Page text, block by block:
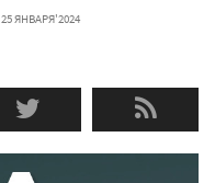
25 ЯНВАРЯ'2024